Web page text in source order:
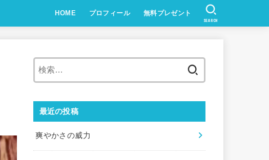
HOME プロフィール 無料プレゼント
SEARCH
最近の投稿
爽やかさの威力